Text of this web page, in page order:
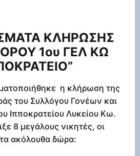
ΚΛΗΡΩΣΗΣ
1ου ΓΕΛ ΚΩ
η κλήρωση της
του Συλλόγου Γονέων και
Ιπποκρατείου Λυκείου Κω.
8 μεγάλους νικητές, οι
ακόλουθα δώρα: